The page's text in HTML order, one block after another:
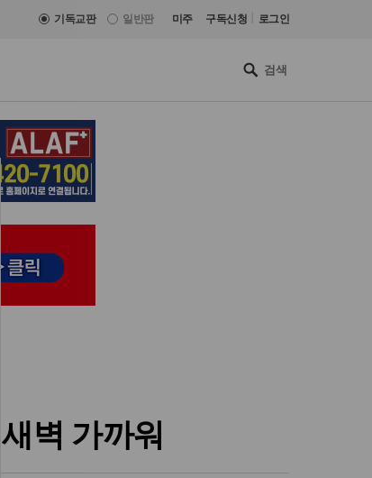
기독교판 일반판 미주 구독신청 로그인
벽 가까워